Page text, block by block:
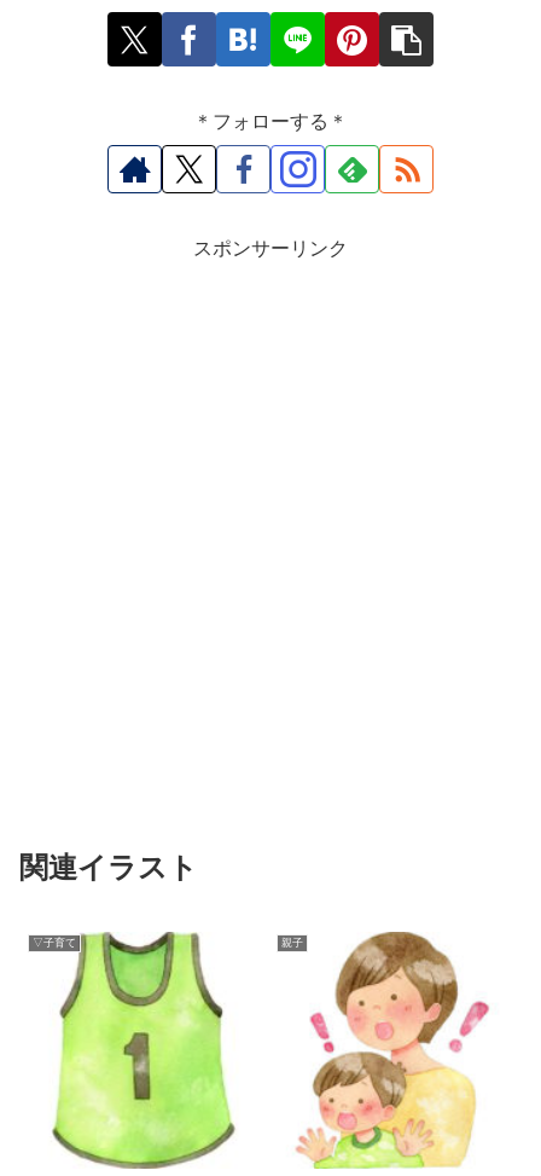
＊フォローする＊
スポンサーリンク
関連イラスト
▽子育て 親子